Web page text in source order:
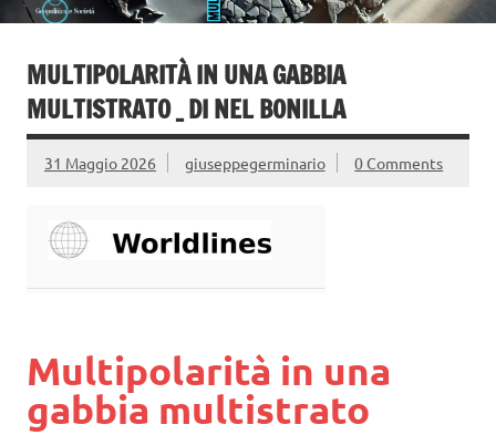
MULTIPOLARITÀ IN UNA GABBIA
MULTISTRATO _ DI NEL BONILLA
31 Maggio 2026 giuseppegerminario 0 Comments
Multipolarità in una
gabbia multistrato